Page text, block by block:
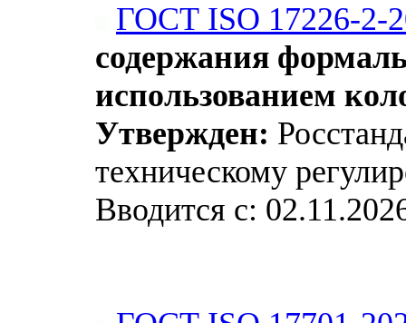
ГОСТ ISO 17226-2-
содержания
использованием
Утвержден:
техническому
Вводится с: